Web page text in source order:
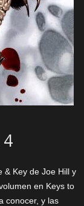
& Key de Joe Hill y
en Keys to
conocer, y las